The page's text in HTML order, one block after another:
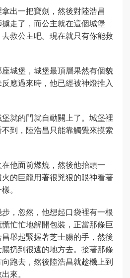
出一把寶劍，然後對陸浩昌
走了，而公主就在這個城堡
救公主吧。現在就只有你能救
城堡，城堡最頂層果然有個貌
應過來時，他已經被神燈推入
就的門就自動關上了。城堡裡
到，陸浩昌只能靠觸覺來摸索
他面前燃燒，然後他抬頭一
的巨龍用著很兇狠的眼神看著
。
，忽然，他想起口袋裡有一根
忙忙地解開包裝，正當那條巨
舉起緊握著芝士腸的手，然後
扔到很遠的地方去。接著那條
跑去，然後陸浩昌就趁機上到
來。